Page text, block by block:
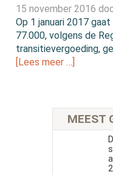
15 november 2016
Op 1 januari 2017
77.000, volgens de
transitievergoeding,
[Lees meer …]
MEEST